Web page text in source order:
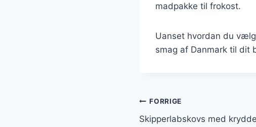
madpakke til frokost.
Uanset hvordan du
smag af Danmark til dit
FORRIGE
Skipperlabskovs med